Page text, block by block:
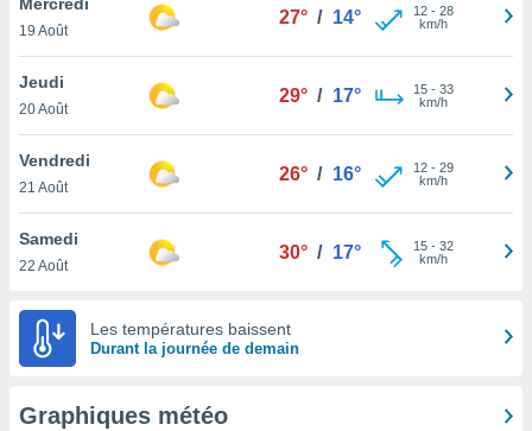
pas
de
cas,
que
sur le
et que
19 Août
27° / 14° 12- 28
km/h
Jeudi
20 Août
29° / 17° 15- 33
km/h
Vendredi
21 Août
26° / 16° 12- 29
km/h
Samedi
22 Août
30° / 17° 15- 32
km/h
Les températures baissent
Durant la journée de demain
Graphiques météo